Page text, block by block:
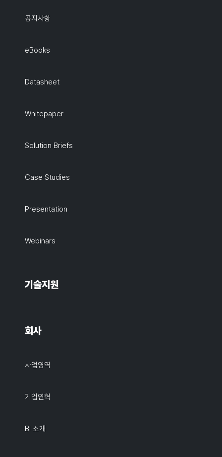
공지사항
eBooks
Datasheet
Whitepaper
Solution Briefs
Case Studies
Presentation
Webinars
기술지원
회사
사업영역
기업연혁
BI 소개